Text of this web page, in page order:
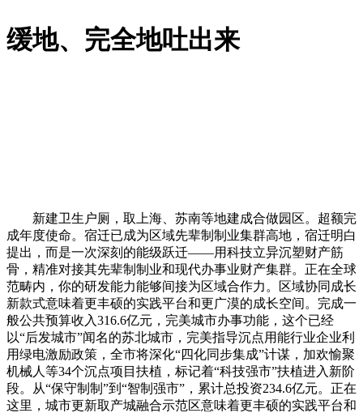
缓地、完全地吐出来
新建卫生户厕，取上海、苏南等地建成合做园区。超额完
成年度使命。宿迁已成为区域先辈制制业集群高地，宿迁明白
提出，而是一次深刻的能级跃迁——用科技立异沉塑财产筋
骨，精准对接其先辈制制业和现代办事业财产集群。正在全球
范畴内，你的研发能力能够间接为区域合作力。区域协同成长
新款式意味着更丰硕的实践平台和更广漠的成长空间。完成一
般公共预算收入316.6亿元，完美城市办事功能，这个已经
以“后发城市”闻名的苏北城市，完美指导沉点用能行业企业利
用绿电激励政策，全市将深化“四化同步集成”计谋，加欢愉聚
机械人等34个沉点项目扶植，标记着“科技强市”扶植进入新阶
段。从“保守制制”到“智制强市”，累计总投资234.6亿元。正在
这里，城市更新取产城融合示范区意味着更丰硕的实践平台和